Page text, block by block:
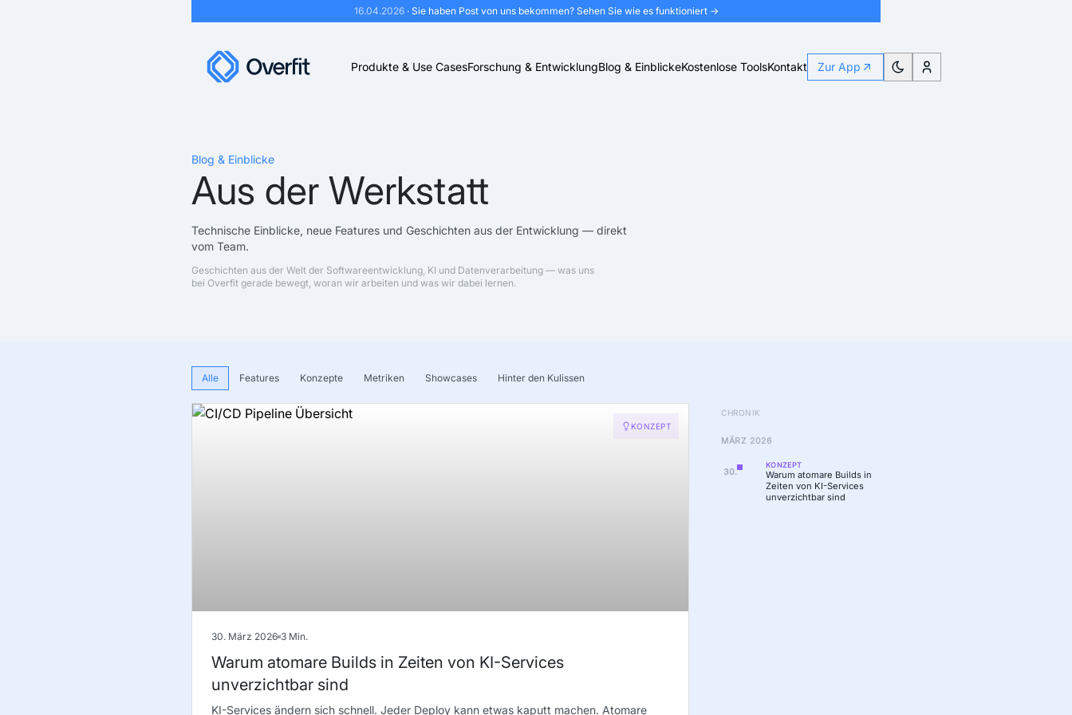
16.04.2026· Sie haben Post von uns bekommen? Sehen Sie wie es funktioniert →
Produkte & Use CasesForschung & EntwicklungBlog & EinblickeKostenlose ToolsKontakt Zur App
Blog & Einblicke
Aus der Werkstatt
Technische Einblicke, neue Features und Geschichten aus der Entwicklung — direkt
vom Team.
Geschichten aus der Welt der Softwareentwicklung, KI und Datenverarbeitung — was uns
bei Overfit gerade bewegt, woran wir arbeiten und was wir dabei lernen.
Alle Features Konzepte Metriken Showcases Hinter den Kulissen
KONZEPT
30. März 2026 3 Min.
Warum atomare Builds in Zeiten von KI-Services
unverzichtbar sind
KI-Services ändern sich schnell. Jeder Deploy kann etwas kaputt machen. Atomare
CHRONIK
MÄRZ 2026
30.
KONZEPT
Warum atomare Builds in
Zeiten von KI-Services
unverzichtbar sind